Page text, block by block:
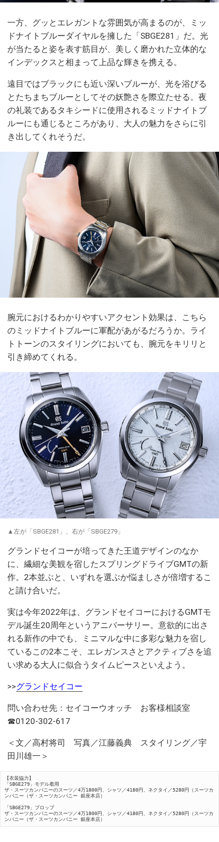
一方、グッとエレガントな雰囲気が高まるのが、ミッ
ドナイトブルーダイヤルを擁した「SBGE281」だ。光
が当たると姿を表す筋目が、美しく磨かれた立体的な
インデックスと相まって上品な輝きを携える。
遠目ではブラックにも近い深いブルーが、光を浴びる
とたちまちブルーとしてその妖艶さを際立たせる。夜
の礼装であるタキシードに使用されるミッドナイトブ
ルーにも通じるところがあり、大人の魅力をさらに引
き出してくれそうだ。
腕元におけるわかりやすいアクセント効果は、こちら
のミッドナイトブルーに軍配があがるだろうか。ライ
トトーンのスタイリングにおいても、腕元をキリリと
引き締めてくれる。
▲左が「SBGE281」、右が「SBGE279」
グランドセイコーが培ってきた王道デザインのなか
に、繊細な美観を宿したスプリングドライブGMTの新
作。2本並ぶと、いずれを選ぶか悩ましさが倍増するこ
と請け合いだ。
実は今年2022年は、グランドセイコーにおけるGMTモ
デル誕生20周年というアニバーサリー。意欲的に出さ
れる新作の中でも、ミニマルな中に多彩な魅力を宿し
ているこの2本こそ、エレガンスさとアクティブさを追
い求める大人に似合うタイムピースといえよう。
>>グランドセイコー
問い合わせ先：セイコーウオッチ お客様相談室
☎0120-302-617
＜文／高村将司 写真／江藤義典 スタイリング／宇
田川雄一＞
【衣装協力】
「SBGE279」モデル着用
ザ・スーツカンパニーのスーツ／4万1800円、シャツ／4180円、ネクタイ／5280円（スーツカ
ンパニー（ザ・スーツカンパニー 銀座本店）
「SBGE279」プロップ
ザ・スーツカンパニーのスーツ／4万1800円、シャツ／4180円、ネクタイ／5280円（スーツカ
ンパニー（ザ・スーツカンパニー 銀座本店）